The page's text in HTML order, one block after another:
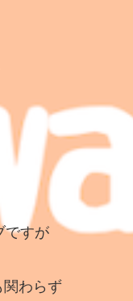
ですが
わらず